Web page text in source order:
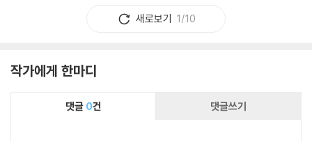
새로보기 1/10
작가에게 한마디
댓글 0건 댓글쓰기